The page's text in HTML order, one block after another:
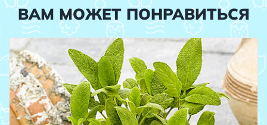
ВАМ МОЖЕТ ПОНРАВИТЬСЯ